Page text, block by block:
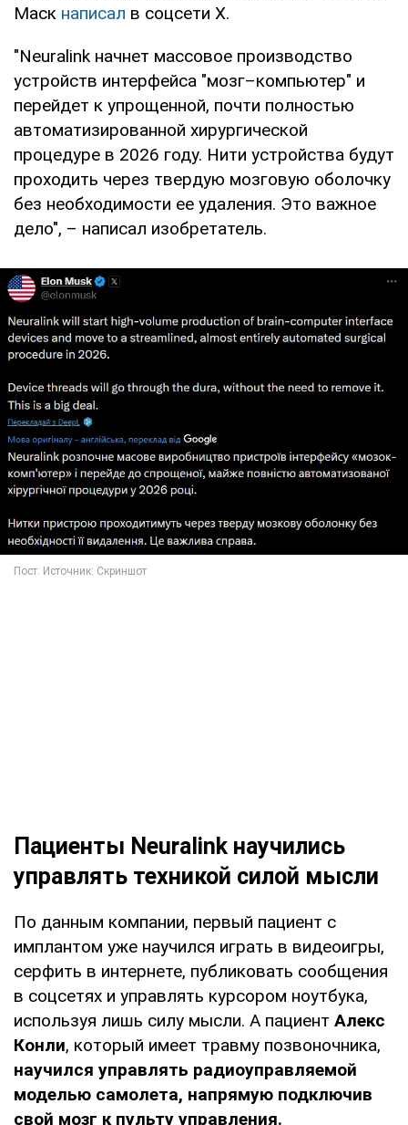
Маск написал в соцсети Х.
"Neuralink начнет массовое производство
устройств интерфейса "мозг–компьютер" и
перейдет к упрощенной, почти полностью
автоматизированной хирургической
процедуре в 2026 году. Нити устройства будут
проходить через твердую мозговую оболочку
без необходимости ее удаления. Это важное
дело", – написал изобретатель.
Пациенты Neuralink научились
управлять техникой силой мысли
По данным компании, первый пациент с
имплантом уже научился играть в видеоигры,
серфить в интернете, публиковать сообщения
в соцсетях и управлять курсором ноутбука,
используя лишь силу мысли. А пациент Алекс
Конли, который имеет травму позвоночника,
научился управлять радиоуправляемой
моделью самолета, напрямую подключив
свой мозг к пульту управления.